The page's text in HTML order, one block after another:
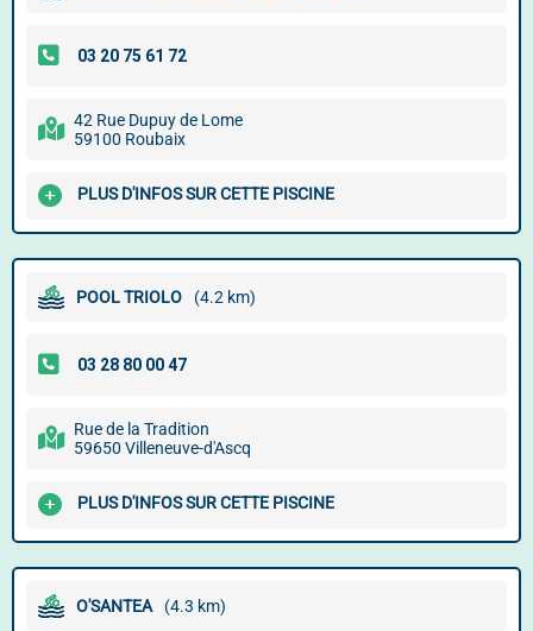
42 Rue Dupuy de Lome
59100 Roubaix
PLUS D'INFOS SUR CETTE PISCINE
POOL TRIOLO (4.2 km)
Rue de la Tradition
59650 Villeneuve-d'Ascq
PLUS D'INFOS SUR CETTE PISCINE
O'SANTEA (4.3 km)